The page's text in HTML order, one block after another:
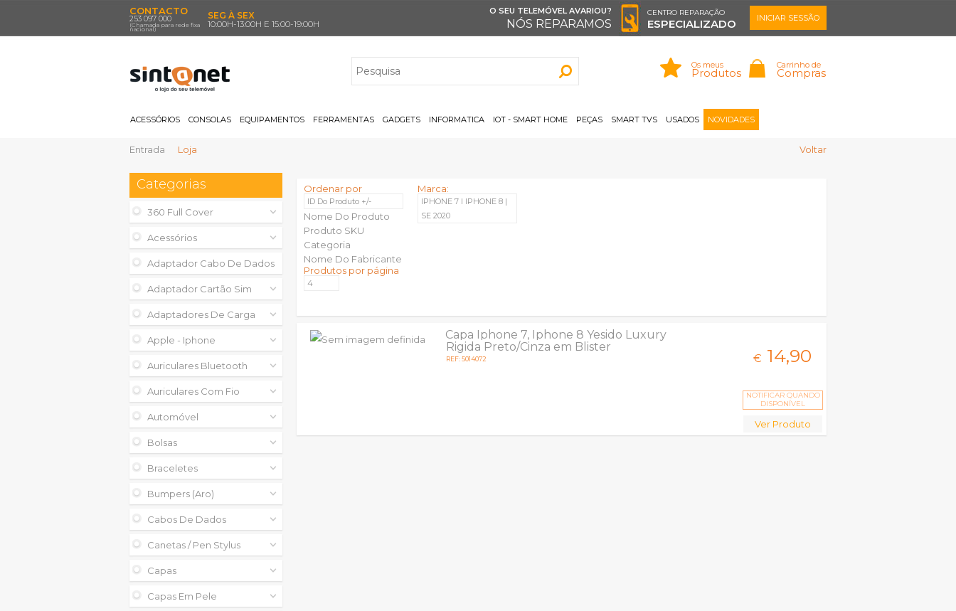
CONTACTO
253 097 000
(Chamada para rede fixa
nacional)
SEG À SEX
10:00H-13:00H E 15:00-19:00H
CENTRO REPARAÇÃO
ESPECIALIZADO
O SEU TELEMÓVEL AVARIOU?
NÓS REPARAMOS
Carrinho de
Compras
Os meus
Produtos
INICIAR SESSÃO
Memorizar
Registar |
ACESSÓRIOS CONSOLAS EQUIPAMENTOS FERRAMENTAS GADGETS INFORMATICA IOT - SMART HOME PEÇAS SMART TVS USADOS NOVIDADES
Entrada Loja Voltar
Categorias
360 Full Cover
Acessórios
Adaptador Cabo De Dados
Adaptador Cartão Sim
Adaptadores De Carga
Apple - Iphone
Auriculares Bluetooth
Auriculares Com Fio
Automóvel
Bolsas
Braceletes
Bumpers (aro)
Cabos De Dados
Canetas / Pen Stylus
Capas
Capas Em Pele
Ordenar por
ID Do Produto +/-
Nome Do Produto
Produto SKU
Categoria
Nome Do Fabricante
Marca:
IPHONE 7 I IPHONE 8 |
SE 2020
Produtos por página
Capa Iphone 7, Iphone 8 Yesido Luxury
Rigida Preto/Cinza em Blister
REF: 5014072 € 14,90
NOTIFICAR QUANDO
DISPONÍVEL
Ver Produto